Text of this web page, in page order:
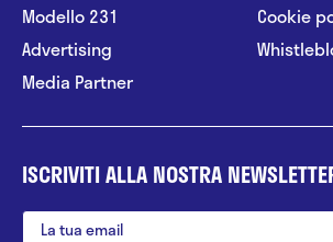
Modello 231
Advertising
Media Partner
Cookie
ISCRIVITI ALLA NOSTRA